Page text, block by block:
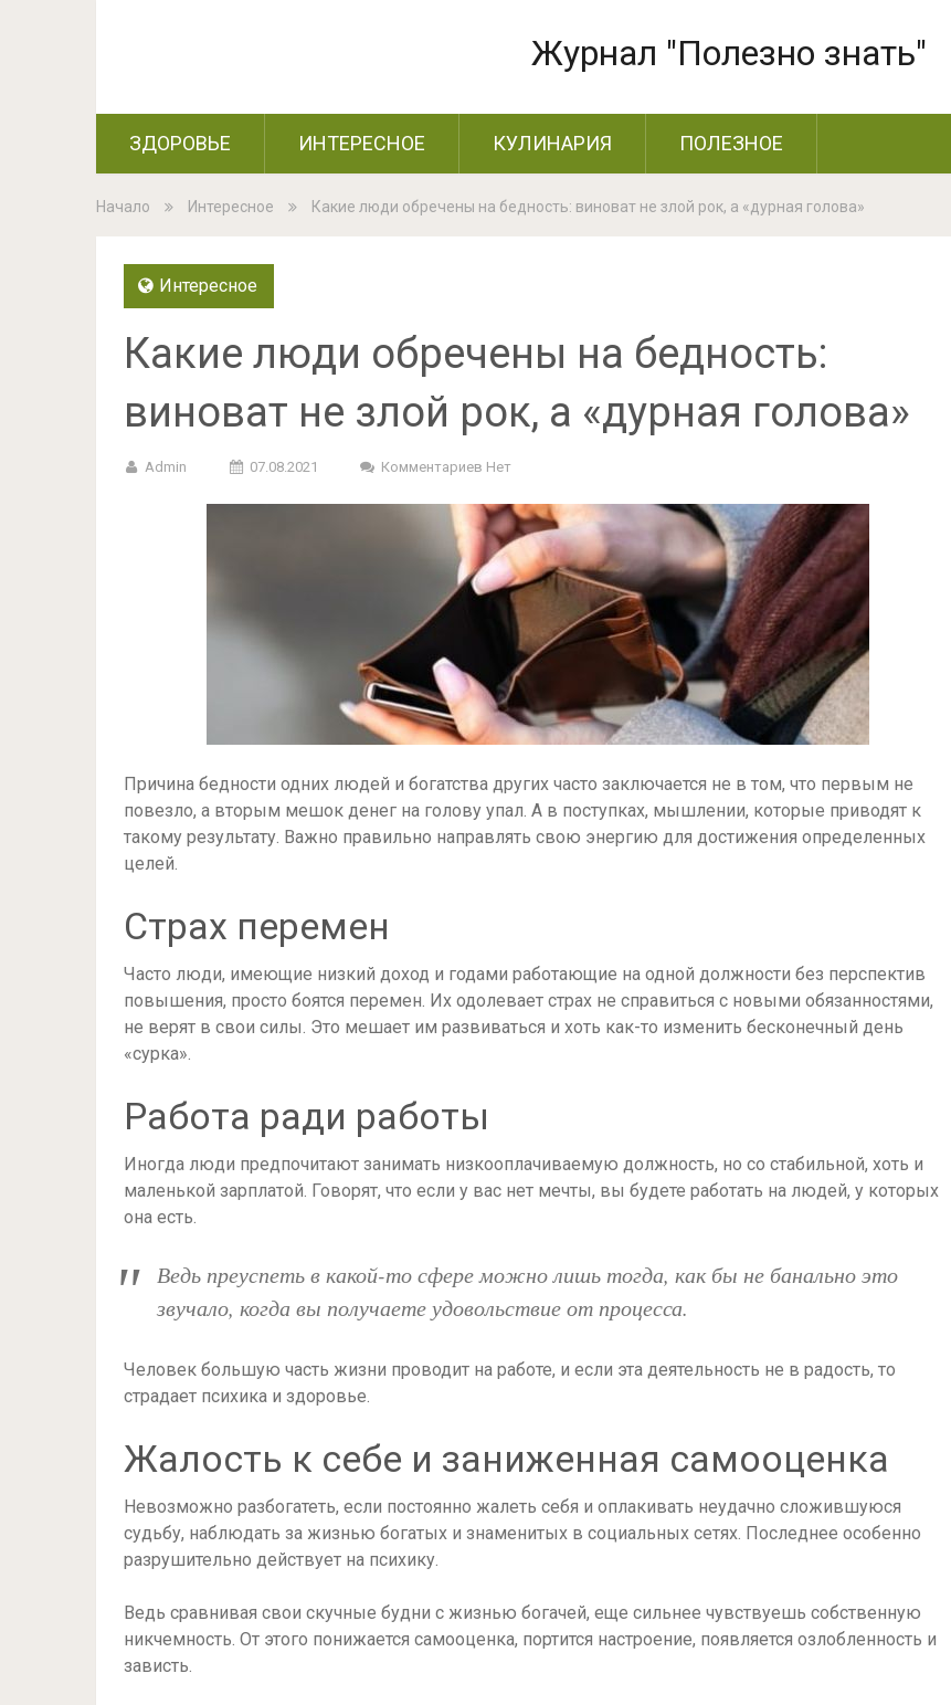
Журнал "Полезно знать"
ЗДОРОВЬЕ ИНТЕРЕСНОЕ КУЛИНАРИЯ ПОЛЕЗНОЕ
Начало Интересное Какие люди обречены на бедность: виноват не злой рок, а «дурная голова»
Интересное
Какие люди обречены на бедность:
виноват не злой рок, а «дурная голова»
Admin 07.08.2021 Комментариев Нет
Причина бедности одних людей и богатства других часто заключается не в том, что первым не
повезло, а вторым мешок денег на голову упал. А в поступках, мышлении, которые приводят к
такому результату. Важно правильно направлять свою энергию для достижения определенных
целей.
Страх перемен
Часто люди, имеющие низкий доход и годами работающие на одной должности без перспектив
повышения, просто боятся перемен. Их одолевает страх не справиться с новыми обязанностями,
не верят в свои силы. Это мешает им развиваться и хоть как-то изменить бесконечный день
«сурка».
Работа ради работы
Иногда люди предпочитают занимать низкооплачиваемую должность, но со стабильной, хоть и
маленькой зарплатой. Говорят, что если у вас нет мечты, вы будете работать на людей, у которых
она есть.
Ведь преуспеть в какой-то сфере можно лишь тогда, как бы не банально это
звучало, когда вы получаете удовольствие от процесса.
Человек большую часть жизни проводит на работе, и если эта деятельность не в радость, то
страдает психика и здоровье.
Жалость к себе и заниженная самооценка
Невозможно разбогатеть, если постоянно жалеть себя и оплакивать неудачно сложившуюся
судьбу, наблюдать за жизнью богатых и знаменитых в социальных сетях. Последнее особенно
разрушительно действует на психику.
Ведь сравнивая свои скучные будни с жизнью богачей, еще сильнее чувствуешь собственную
никчемность. От этого понижается самооценка, портится настроение, появляется озлобленность и
зависть.